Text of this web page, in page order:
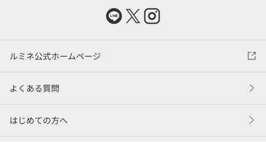
ルミネ公式ホームページ
よくある質問
はじめての方へ